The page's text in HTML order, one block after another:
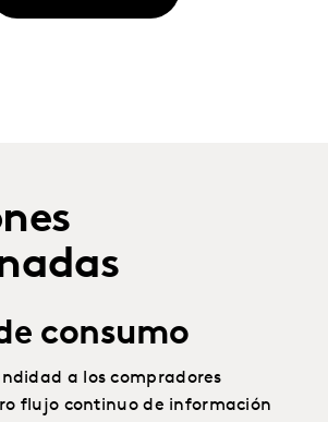
consumo
a los compradores
flujo continuo de información